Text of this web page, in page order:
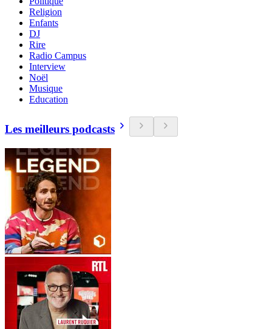
Religion
Enfants
DJ
Rire
Radio Campus
Interview
Noël
Musique
Education
Les meilleurs podcasts